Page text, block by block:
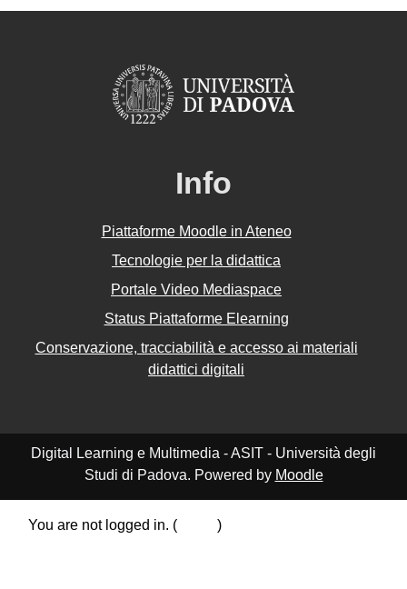
Info
Piattaforme Moodle in Ateneo
Tecnologie per la didattica
Portale Video Mediaspace
Status Piattaforme Elearning
Conservazione, tracciabilità e accesso ai materiali
didattici digitali
Digital Learning e Multimedia - ASIT - Università degli
Studi di Padova. Powered by Moodle
You are not logged in. (
)